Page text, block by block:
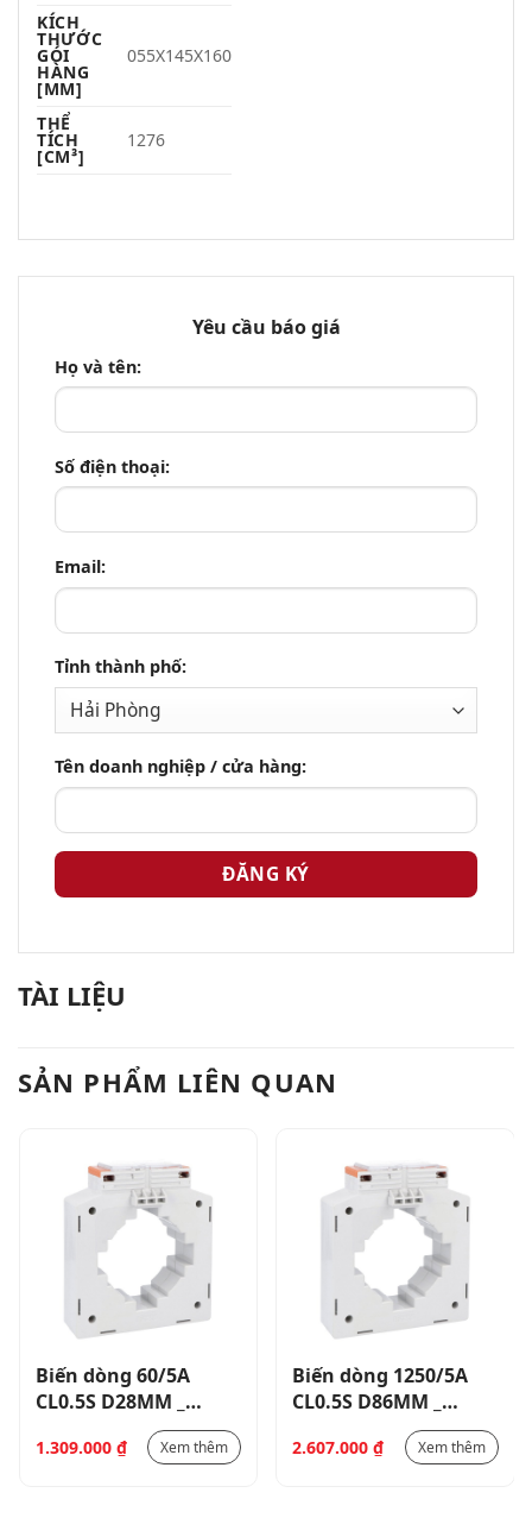
KÍCH
THƯỚC
GÓI
HÀNG
[MM]
055X145X160
THỂ
TÍCH
[CM³]
1276
Yêu cầu báo giá
Họ và tên:
Số điện thoại:
Email:
Tỉnh thành phố:
Tên doanh nghiệp / cửa hàng:
TÀI LIỆU
SẢN PHẨM LIÊN QUAN
Biến dòng 60/5A
CL0.5S D28MM _
1.309.000 ₫ Xem thêm
Biến dòng 1250/5A
CL0.5S D86MM _
2.607.000 ₫ Xem thêm